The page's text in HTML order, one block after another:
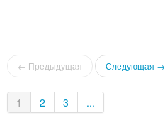
← Предыдущая Следующая →
1 2 3 ...